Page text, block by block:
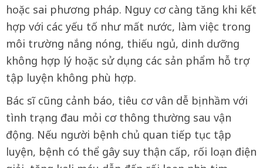
hoặc sai phương pháp. Nguy cơ càng tăng khi kết
hợp với các yếu tố như mất nước, làm việc trong
môi trường nắng nóng, thiếu ngủ, dinh dưỡng
không hợp lý hoặc sử dụng các sản phẩm hỗ trợ
tập luyện không phù hợp.
Bác sĩ cũng cảnh báo, tiêu cơ vân dễ bị nhầm với
tình trạng đau mỏi cơ thông thường sau vận
động. Nếu người bệnh chủ quan tiếp tục tập
luyện, bệnh có thể gây suy thận cấp, rối loạn điện